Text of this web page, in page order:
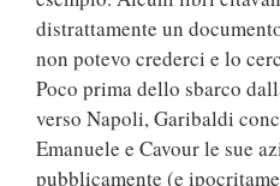
distrattamente un
non potevo crederci e lo
Poco prima dello sbarco
verso Napoli, Garibaldi
Emanuele e Cavour le sue
pubblicamente (e